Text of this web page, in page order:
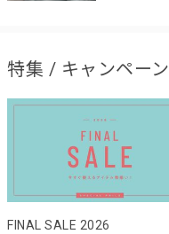
特集 / キャンペーン
FINAL SALE 2026